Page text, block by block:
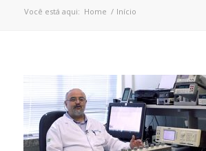
Você está aqui: Home / Início